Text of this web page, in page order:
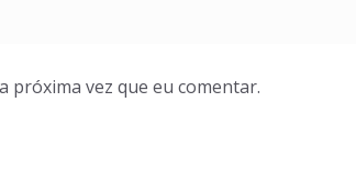
próxima vez que eu comentar.